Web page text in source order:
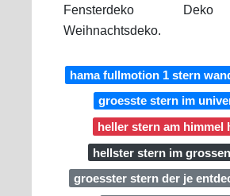
Fensterdeko
Weihnachtsdeko.
hama fullmotion 1 stern
groesste stern im
heller stern am himmel
hellster stern im
groesster stern der je